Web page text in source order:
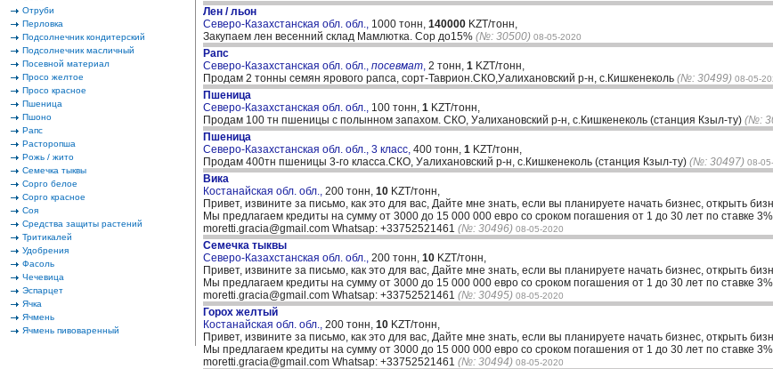
Отруби
Перловка
Подсолнечник кондитерский
Подсолнечник масличный
Посевной материал
Просо желтое
Просо красное
Пшеница
Пшоно
Рапс
Расторопша
Рожь / жито
Семечка тыквы
Сорго белое
Сорго красное
Соя
Средства защиты растений
Тритикалей
Удобрения
Фасоль
Чечевица
Эспарцет
Ячка
Ячмень
Ячмень пивоваренный
Лен / льон
Северо-Казахстанская обл. обл., 1000 тонн, 140000 KZT/тонн,
Закупаем лен весенний склад Мамлютка. Сор до15% (№: 30500) 08-05-2020
Рапс
Северо-Казахстанская обл. обл., посевмат, 2 тонн, 1 KZT/тонн,
Продам 2 тонны семян ярового рапса, сорт-Таврион.СКО,Уалихановский р-н, с.Кишкенеколь (№: 30499) 08-05-
Пшеница
Северо-Казахстанская обл. обл., 100 тонн, 1 KZT/тонн,
Продам 100 тн пшеницы с полынном запахом. СКО, Уалихановский р-н, с.Кишкенеколь (станция Кзыл-ту) (№:
Пшеница
Северо-Казахстанская обл. обл., 3 класс, 400 тонн, 1 KZT/тонн,
Продам 400тн пшеницы 3-го класса.СКО, Уалихановский р-н, с.Кишкенеколь (станция Кзыл-ту) (№: 30497) 08-
Вика
Костанайская обл. обл., 200 тонн, 10 KZT/тонн,
Привет, извините за письмо, как это для вас, Дайте мне знать, если вы планируете начать бизнес, открыть
Мы предлагаем кредиты на сумму от 3000 до 15 000 000 евро со сроком погашения от 1 до 30 лет по ставке
moretti.gracia@gmail.com Whatsap: +33752521461 (№: 30496) 08-05-2020
Семечка тыквы
Северо-Казахстанская обл. обл., 200 тонн, 10 KZT/тонн,
Привет, извините за письмо, как это для вас, Дайте мне знать, если вы планируете начать бизнес, открыть
Мы предлагаем кредиты на сумму от 3000 до 15 000 000 евро со сроком погашения от 1 до 30 лет по ставке
moretti.gracia@gmail.com Whatsap: +33752521461 (№: 30495) 08-05-2020
Горох желтый
Костанайская обл. обл., 200 тонн, 10 KZT/тонн,
Привет, извините за письмо, как это для вас, Дайте мне знать, если вы планируете начать бизнес, открыть
Мы предлагаем кредиты на сумму от 3000 до 15 000 000 евро со сроком погашения от 1 до 30 лет по ставке
moretti.gracia@gmail.com Whatsap: +33752521461 (№: 30494) 08-05-2020